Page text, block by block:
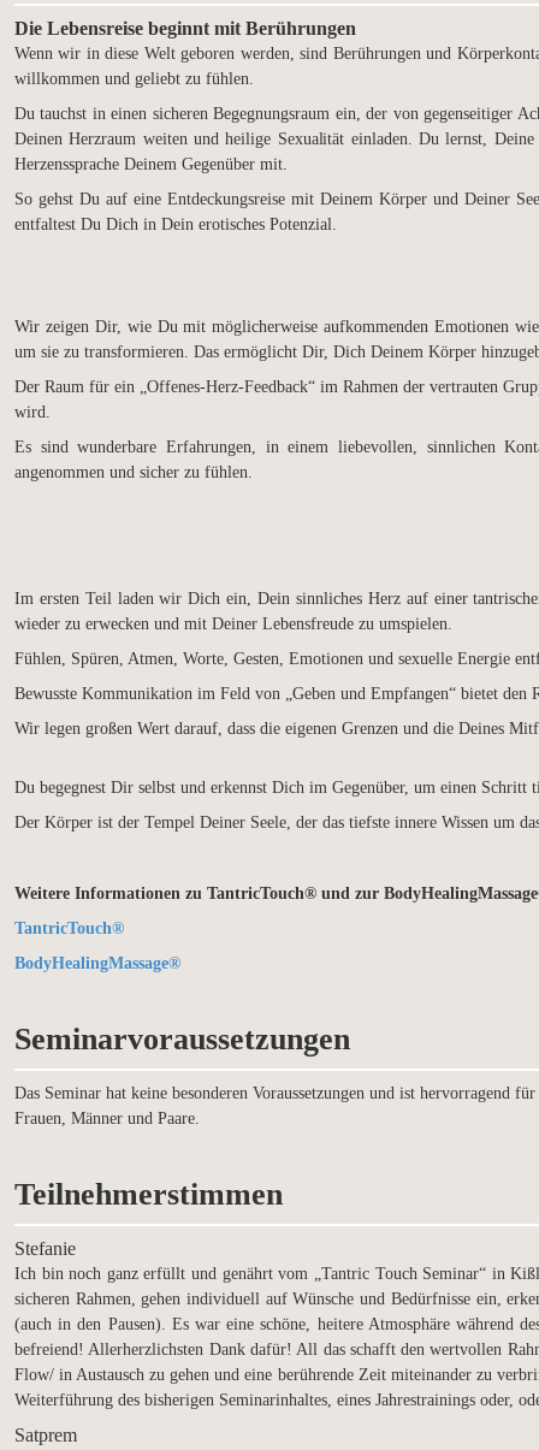
Die Lebensreise beginnt mit Berührungen
Wenn wir in diese Welt geboren werden, sind Berührungen und
willkommen und geliebt zu fühlen.
Du tauchst in einen sicheren Begegnungsraum ein, der von gegenseitiger
Deinen Herzraum weiten und heilige Sexualität einladen. Du lernst,
Herzenssprache Deinem Gegenüber mit.
So gehst Du auf eine Entdeckungsreise mit Deinem Körper und Deiner
entfaltest Du Dich in Dein erotisches Potenzial.
Wir zeigen Dir, wie Du mit möglicherweise aufkommenden Emotionen
um sie zu transformieren. Das ermöglicht Dir, Dich Deinem Körper
Der Raum für ein „Offenes-Herz-Feedback“ im Rahmen der vertrauten
wird.
Es sind wunderbare Erfahrungen, in einem liebevollen, sinnlichen
angenommen und sicher zu fühlen.
Im ersten Teil laden wir Dich ein, Dein sinnliches Herz auf einer
wieder zu erwecken und mit Deiner Lebensfreude zu umspielen.
Fühlen, Spüren, Atmen, Worte, Gesten, Emotionen und sexuelle Energie
Bewusste Kommunikation im Feld von „Geben und Empfangen“ bietet den
Wir legen großen Wert darauf, dass die eigenen Grenzen und die Deines
Du begegnest Dir selbst und erkennst Dich im Gegenüber, um einen
Der Körper ist der Tempel Deiner Seele, der das tiefste innere Wissen um
Weitere Informationen zu TantricTouch® und zur
TantricTouch®
BodyHealingMassage®
Seminarvoraussetzungen
Das Seminar hat keine besonderen Voraussetzungen und ist hervorragend
Frauen, Männer und Paare.
Teilnehmerstimmen
Stefanie
Ich bin noch ganz erfüllt und genährt vom „Tantric Touch Seminar“ in
sicheren Rahmen, gehen individuell auf Wünsche und Bedürfnisse ein,
(auch in den Pausen). Es war eine schöne, heitere Atmosphäre während
befreiend! Allerherzlichsten Dank dafür! All das schafft den wertvollen
Flow/ in Austausch zu gehen und eine berührende Zeit miteinander zu
Weiterführung des bisherigen Seminarinhaltes, eines Jahrestrainings oder,
Satprem